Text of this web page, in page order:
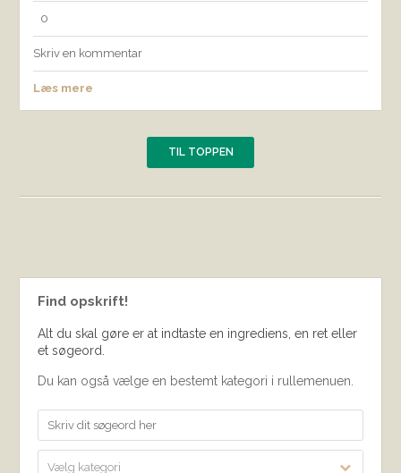
0
Skriv en kommentar
Læs mere
TIL TOPPEN
Find opskrift!
Alt du skal gøre er at indtaste en ingrediens, en ret eller
et søgeord.
Du kan også vælge en bestemt kategori i rullemenuen.
Vælg kategori